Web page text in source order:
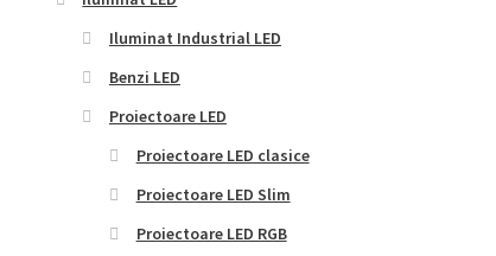
Iluminat Industrial LED
Benzi LED
Proiectoare LED
Proiectoare LED clasice
Proiectoare LED Slim
Proiectoare LED RGB